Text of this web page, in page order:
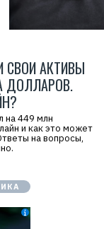
СВОИ АКТИВЫ
ДОЛЛАРОВ.
на 449 млн
и как это может
на вопросы,